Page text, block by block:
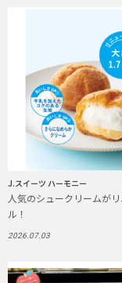
J.スイーツ ハーモニー
人気のシュークリームが
ル！
2026.07.03